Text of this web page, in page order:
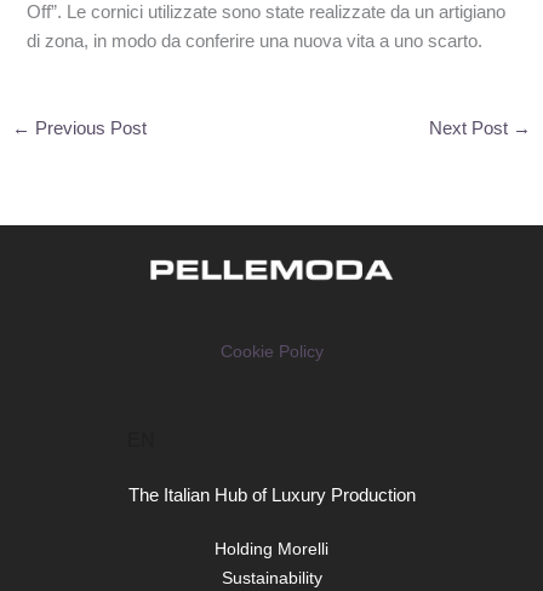
Off”. Le cornici utilizzate sono state realizzate da un artigiano
di zona, in modo da conferire una nuova vita a uno scarto.
← Previous Post Next Post →
Cookie Policy
The Italian Hub of Luxury Production
Holding Morelli
Sustainability